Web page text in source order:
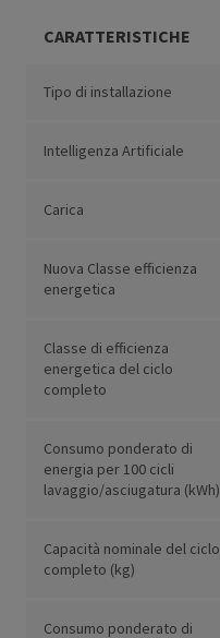
CARATTERISTICHE
Tipo di installazione
Intelligenza Artificiale
Carica
Nuova Classe efficienza
energetica
Classe di efficienza
energetica del ciclo
completo
Consumo ponderato di
energia per 100 cicli
lavaggio/asciugatura (kWh)
Capacità nominale del ciclo
completo (kg)
Consumo ponderato di